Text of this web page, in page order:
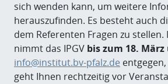
sich wenden kann, um weitere
herauszufinden. Es besteht auch
dem Referenten Fragen zu stellen.
nimmt das IPGV bis zum 18. März
info@institut.bv-pfalz.de
geht Ihnen rechtzeitig vor